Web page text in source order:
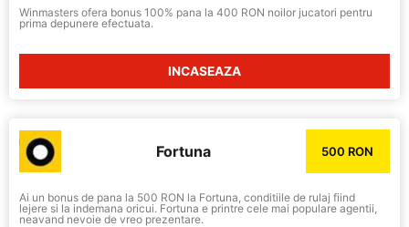
Winmasters ofera bonus 100% pana la 400 RON noilor jucatori pentru
prima depunere efectuata.
INCASEAZA
Fortuna 500 RON
Ai un bonus de pana la 500 RON la Fortuna, conditiile de rulaj fiind
lejere si la indemana oricui. Fortuna e printre cele mai populare agentii,
neavand nevoie de vreo prezentare.